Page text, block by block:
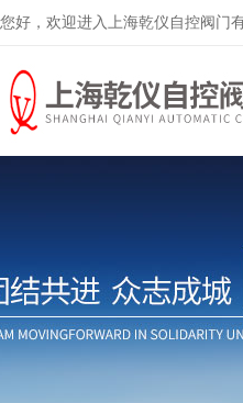
您好，欢迎进入上海乾仪自控阀门